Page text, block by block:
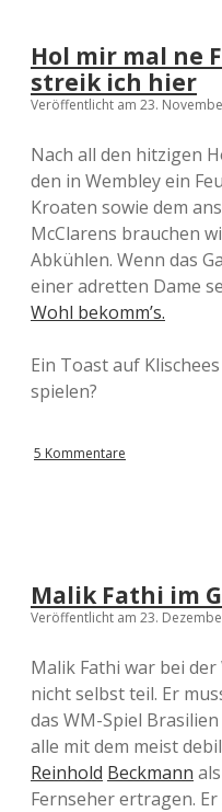
Hol mir mal ne
streik ich hier
Veröffentlicht am 23.
Nach all den hitzigen
den in Wembley ein
Kroaten sowie dem
McClarens brauchen
Abkühlen. Wenn das
einer adretten Dame
Wohl bekomm’s.
Ein Toast auf
spielen?
5 Kommentare
Malik Fathi im
Veröffentlicht am 23.
Malik Fathi war bei der
nicht selbst teil. Er
das WM-Spiel
alle mit dem meist
Reinhold Beckmann
Fernseher ertragen.